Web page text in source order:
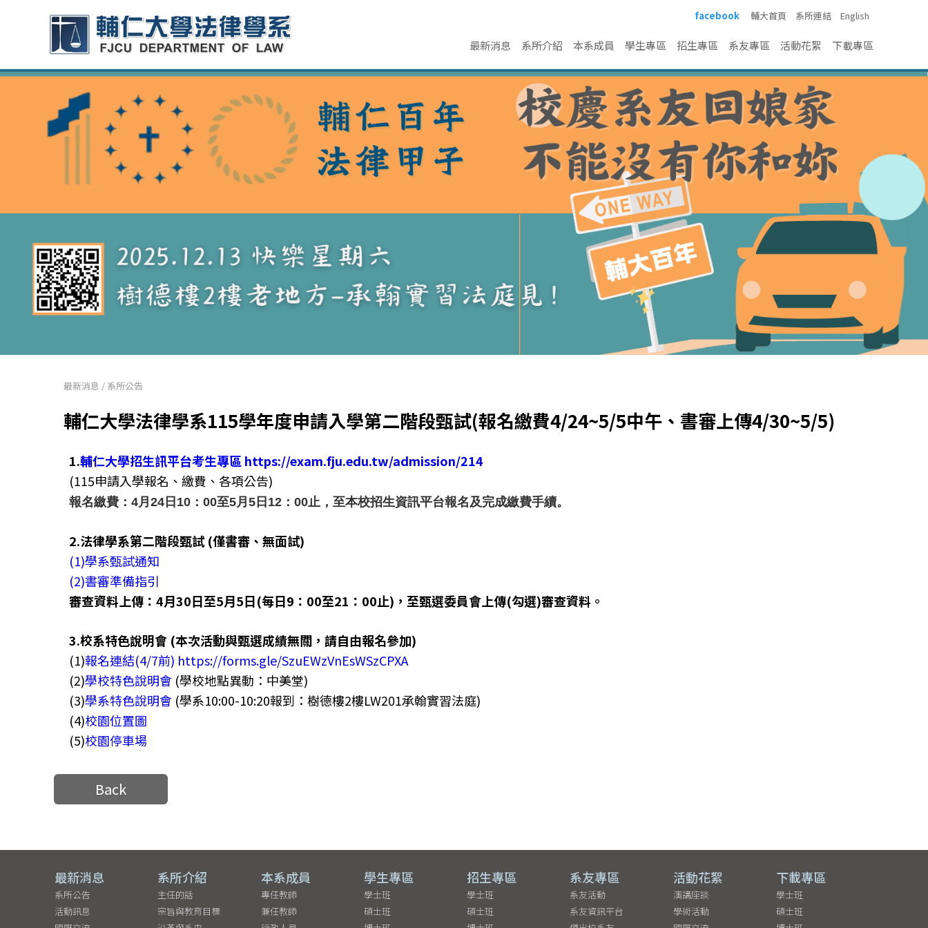
facebook 輔大首頁 系所連結 English
最新消息 系所介紹 本系成員 學生專區 招生專區 系友專區 活動花絮 下載專區
最新消息 / 系所公告
輔仁大學法律學系115學年度申請入學第二階段甄試(報名繳費4/24~5/5中午、書審上傳4/30~5/5)
1.輔仁大學招生訊平台考生專區 https://exam.fju.edu.tw/admission/214
(115申請入學報名、繳費、各項公告)
報名繳費：4月24日10：00至5月5日12：00止，至本校招生資訊平台報名及完成繳費手續。
2.法律學系第二階段甄試 (僅書審、無面試)
(1)學系甄試通知
(2)書審準備指引
審查資料上傳：4月30日至5月5日(每日9：00至21：00止)，至甄選委員會上傳(勾選)審查資料。
3.校系特色說明會 (本次活動與甄選成績無關，請自由報名參加)
(1)報名連結(4/7前) https://forms.gle/SzuEWzVnEsWSzCPXA
(2)學校特色說明會 (學校地點異動：中美堂)
(3)學系特色說明會 (學系10:00-10:20報到：樹德樓2樓LW201承翰實習法庭)
(4)校園位置圖
(5)校園停車場
Back
最新消息
系所公告
活動訊息
系所介紹
主任的話
宗旨與教育目標
本系成員
專任教師
兼任教師
學生專區
學士班
碩士班
招生專區
學士班
碩士班
系友專區
系友活動
系友資訊平台
活動花絮
演講座談
學術活動
下載專區
學士班
碩士班